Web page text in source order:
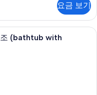
요금 보기
침구, 필로우탑 침대, 객실 내 금고
조 (bathtub with